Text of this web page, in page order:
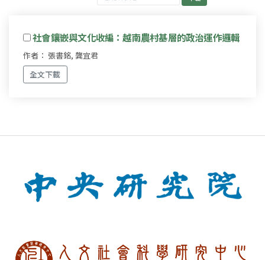
社會鑲嵌與文化收編：越南農村基層的政治運作邏輯
作者： 張書銘, 龔宜君
全文下載